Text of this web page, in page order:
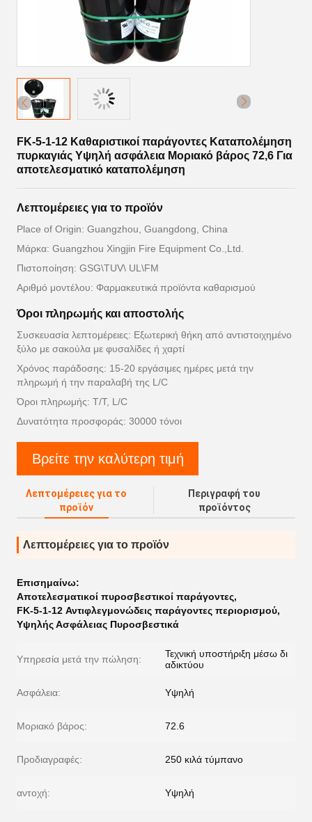
FK-5-1-12 Καθαριστικοί παράγοντες Καταπολέμηση
πυρκαγιάς Υψηλή ασφάλεια Μοριακό βάρος 72,6 Για
αποτελεσματικό καταπολέμηση
Λεπτομέρειες για το προϊόν
Place of Origin: Guangzhou, Guangdong, China
Μάρκα: Guangzhou Xingjin Fire Equipment Co.,Ltd.
Πιστοποίηση: GSG\TUV\ UL\FM
Αριθμό μοντέλου: Φαρμακευτικά προϊόντα καθαρισμού
Όροι πληρωμής και αποστολής
Συσκευασία λεπτομέρειες: Εξωτερική θήκη από αντιστοιχημένο
ξύλο με σακούλα με φυσαλίδες ή χαρτί
Χρόνος παράδοσης: 15-20 εργάσιμες ημέρες μετά την
πληρωμή ή την παραλαβή της L/C
Όροι πληρωμής: T/T, L/C
Δυνατότητα προσφοράς: 30000 τόνοι
Βρείτε την καλύτερη τιμή
Λεπτομέρειες για το
προϊόν
Περιγραφή του
προϊόντος
Λεπτομέρειες για το προϊόν
Επισημαίνω:
Αποτελεσματικοί πυροσβεστικοί παράγοντες,
FK-5-1-12 Αντιφλεγμονώδεις παράγοντες περιορισμού,
Υψηλής Ασφάλειας Πυροσβεστικά
Υπηρεσία μετά την πώληση:
Τεχνική υποστήριξη μέσω δι
αδικτύου
Ασφάλεια: Υψηλή
Μοριακό βάρος: 72.6
Προδιαγραφές: 250 κιλά τύμπανο
αντοχή: Υψηλή